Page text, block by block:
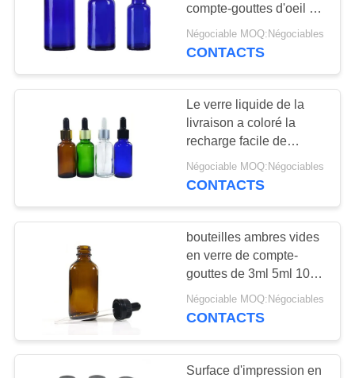
compte-gouttes d'oeil en
verre pour l'emballage
cosmétique
Négociable MOQ:Négociables
CONTACTS
Le verre liquide de la
livraison a coloré la
recharge facile de
bouteilles de compte-
gouttes 19 ml de volume
Négociable MOQ:Négociables
CONTACTS
bouteilles ambres vides
en verre de compte-
gouttes de 3ml 5ml 10ml
pour le produit
chimique/cosmétique
Négociable MOQ:Négociables
CONTACTS
Surface d'impression en